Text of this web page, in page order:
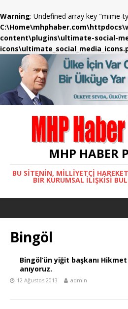
Warning: Undefined array key "mime-
content\plugins\ultimate-social-
MHP HABER
BU SITENIN, MİLLİYETÇİ
BIR KURUMSAL İLIŞKISI
Bingöl
Bingöl’ün yiğit başkanı
anıyoruz.
12 Ağustos 2013 admin